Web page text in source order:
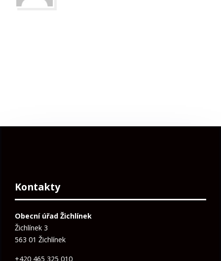
Kontakty
Obecní úřad Žichlínek
Žichlínek 3
563 01 Žichlínek
+420 465 325 010